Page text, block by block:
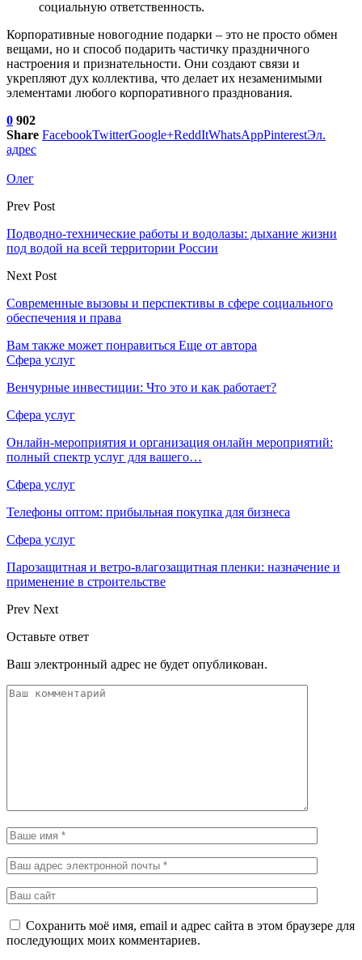
социальную ответственность.
Корпоративные новогодние подарки – это не просто обмен
вещами, но и способ подарить частичку праздничного
настроения и признательности. Они создают связи и
укрепляют дух коллектива, что делает их незаменимыми
элементами любого корпоративного празднования.
0 902
Share FacebookTwitterGoogle+ReddItWhatsAppPinterestЭл.
адрес
Олег
Prev Post
Подводно-технические работы и водолазы: дыхание жизни
под водой на всей территории России
Next Post
Современные вызовы и перспективы в сфере социального
обеспечения и права
Вам также может понравиться Еще от автора
Сфера услуг
Венчурные инвестиции: Что это и как работает?
Сфера услуг
Онлайн-мероприятия и организация онлайн мероприятий:
полный спектр услуг для вашего…
Сфера услуг
Телефоны оптом: прибыльная покупка для бизнеса
Сфера услуг
Парозащитная и ветро-влагозащитная пленки: назначение и
применение в строительстве
Prev Next
Оставьте ответ
Ваш электронный адрес не будет опубликован.
Сохранить моё имя, email и адрес сайта в этом браузере для
последующих моих комментариев.